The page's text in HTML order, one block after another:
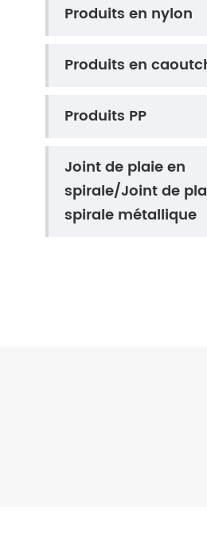
Produits en nylon
Produits en
Produits PP
Joint de plaie en
spirale/Joint de
spirale métallique